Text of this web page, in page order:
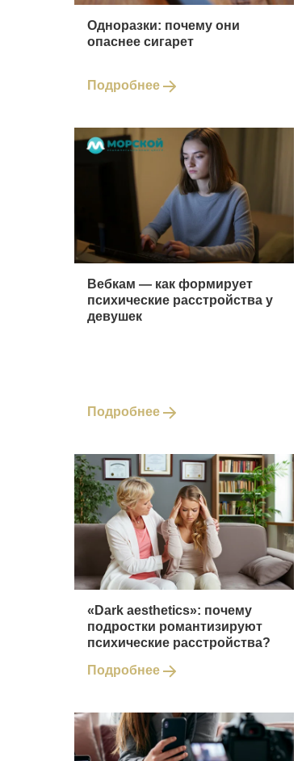
Одноразки: почему они
опаснее сигарет
Подробнее
Вебкам ― как формирует
психические расстройства у
девушек
Подробнее
«Dark aesthetics»: почему
подростки романтизируют
психические расстройства?
Подробнее